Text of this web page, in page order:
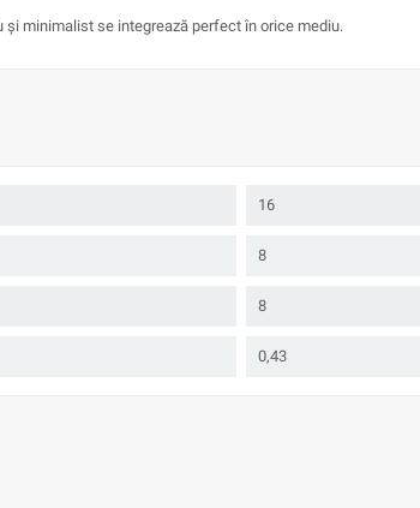
minimalist se integrează perfect în orice mediu.
16
8
8
0,43